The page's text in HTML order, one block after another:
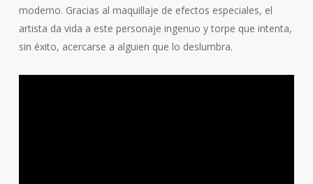
moderno. Gracias al maquillaje de efectos especiales, el
artista da vida a este personaje ingenuo y torpe que intenta,
sin éxito, acercarse a alguien que lo deslumbra.